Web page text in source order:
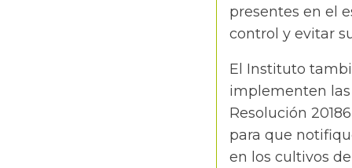
presentes en el
control y evitar
El Instituto
implementen
Resolución
para que
en los cultivos